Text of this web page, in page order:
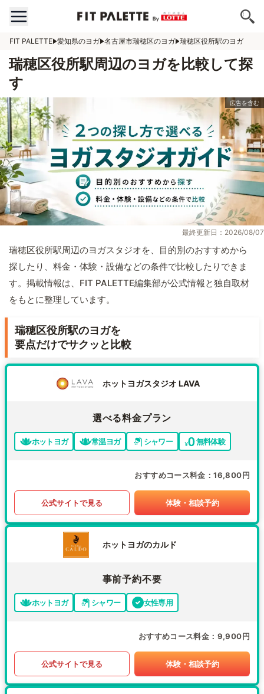
FIT PALETTE 愛知県のヨガ 名古屋市瑞穂区のヨガ 瑞穂区役所駅のヨガ
瑞穂区役所駅周辺のヨガを比較して探
す
最終更新日：2026/08/07
瑞穂区役所駅周辺のヨガスタジオを、目的別のおすすめから
探したり、料金・体験・設備などの条件で比較したりできま
す。掲載情報は、FIT PALETTE編集部が公式情報と独自取材
をもとに整理しています。
瑞穂区役所駅のヨガを
要点だけでサクッと比較
ホットヨガスタジオ LAVA
選べる料金プラン
ホットヨガ 常温ヨガ シャワー 無料体験
おすすめコース料金 16,800円
公式サイトで見る 体験・相談予約
ホットヨガのカルド
事前予約不要
ホットヨガ シャワー 女性専用
おすすめコース料金 9,900円
公式サイトで見る 体験・相談予約